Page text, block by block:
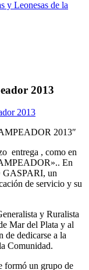
2013
2013″
entrega , como en
En
GASPARI, un
de servicio y su
y Ruralista
Mar del Plata y al
de dedicarse a la
Comunidad.
formó un grupo de